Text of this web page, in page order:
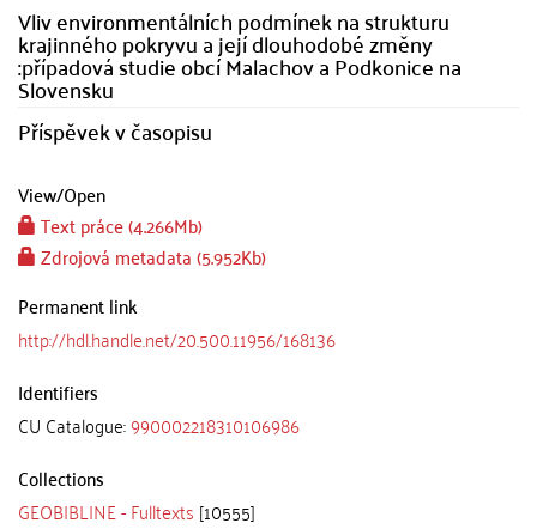
Vliv environmentálních podmínek na strukturu
krajinného pokryvu a její dlouhodobé změny
:případová studie obcí Malachov a Podkonice na
Slovensku
Příspěvek v časopisu
View/Open
Text práce (4.266Mb)
Zdrojová metadata (5.952Kb)
Permanent link
http://hdl.handle.net/20.500.11956/168136
Identifiers
CU Catalogue:990002218310106986
Collections
GEOBIBLINE - Fulltexts [10555]